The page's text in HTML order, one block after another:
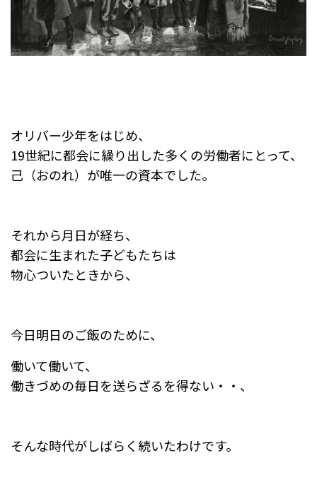
オリバー少年をはじめ、
19世紀に都会に繰り出した多くの労働者にとって、
己（おのれ）が唯一の資本でした。
それから月日が経ち、
都会に生まれた子どもたちは
物心ついたときから、
今日明日のご飯のために、
働いて働いて、
働きづめの毎日を送らざるを得ない・・、
そんな時代がしばらく続いたわけです。